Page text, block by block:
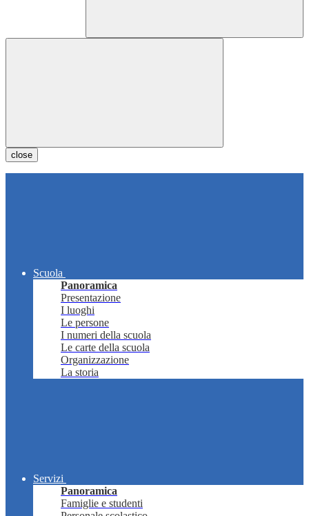
close
Scuola
Panoramica
Presentazione
I luoghi
Le persone
I numeri della scuola
Le carte della scuola
Organizzazione
La storia
Servizi
Panoramica
Famiglie e studenti